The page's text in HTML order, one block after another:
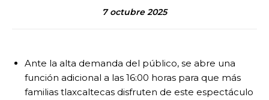
7 octubre 2025
Ante la alta demanda del público, se abre una
función adicional a las 16:00 horas para que más
familias tlaxcaltecas disfruten de este espectáculo